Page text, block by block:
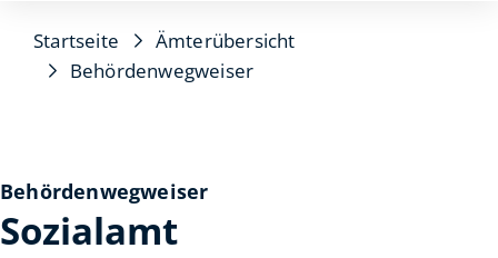
Startseite
Ämterübersicht
Behördenwegweiser
Behördenwegweiser
Sozialamt